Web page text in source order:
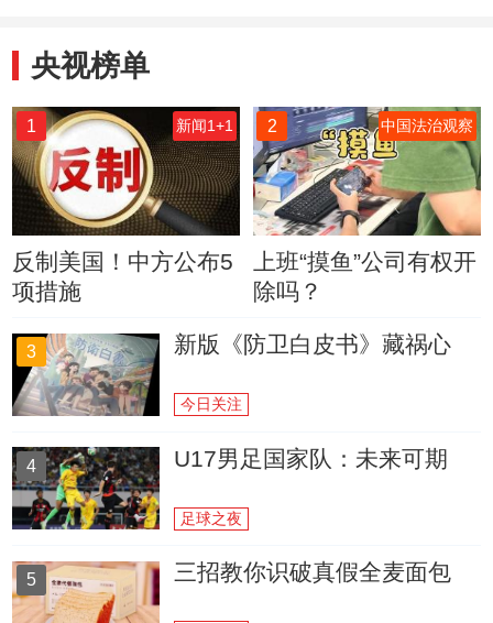
央视榜单
1 新闻1+1
反制美国！中方公布5
项措施
2 中国法治观察
上班“摸鱼”公司有权开
除吗？
3 新版《防卫白皮书》藏祸心
今日关注
4 U17男足国家队：未来可期
足球之夜
5 三招教你识破真假全麦面包